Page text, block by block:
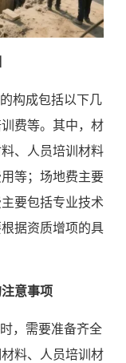
构成包括以下几
费等。其中，材
、人员培训材料
等；场地费主要
要包括专业技术
据资质增项的具
意事项
，需要准备齐全
料、人员培训材